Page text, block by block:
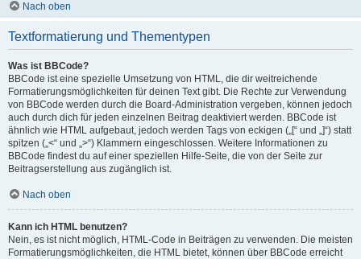
Nach oben
Textformatierung und Thementypen
Was ist BBCode?
BBCode ist eine spezielle Umsetzung von HTML, die dir weitreichende
Formatierungsmöglichkeiten für deinen Text gibt. Die Rechte zur Verwendung
von BBCode werden durch die Board-Administration vergeben, können jedoch
auch durch dich für jeden einzelnen Beitrag deaktiviert werden. BBCode ist
ähnlich wie HTML aufgebaut, jedoch werden Tags von eckigen („[“ und „]“) statt
spitzen („<“ und „>“) Klammern eingeschlossen. Weitere Informationen zu
BBCode findest du auf einer speziellen Hilfe-Seite, die von der Seite zur
Beitragserstellung aus zugänglich ist.
Nach oben
Kann ich HTML benutzen?
Nein, es ist nicht möglich, HTML-Code in Beiträgen zu verwenden. Die meisten
Formatierungsmöglichkeiten, die HTML bietet, können über BBCode erreicht